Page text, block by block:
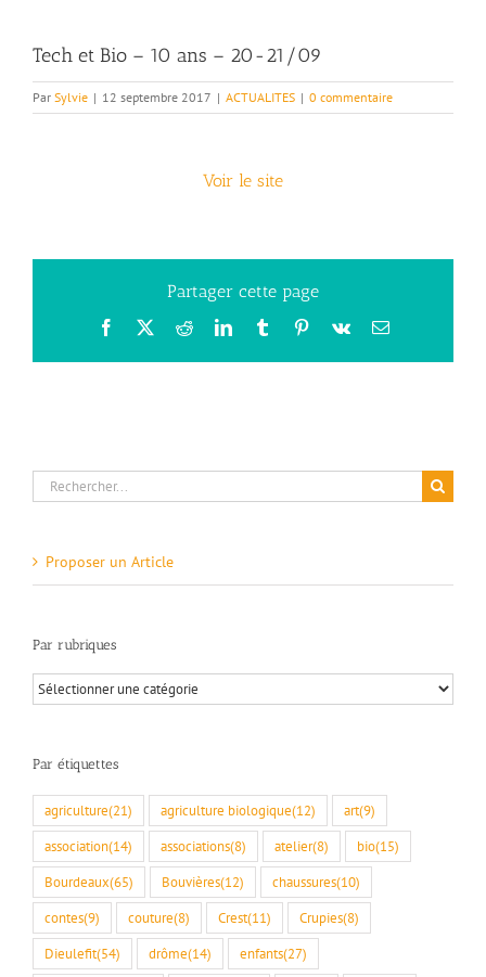
Tech et Bio – 10 ans – 20-21/09
Par Sylvie | 12 septembre 2017 | ACTUALITES | 0 commentaire
Voir le site
Partager cette page
Facebook
X RedditLinkedInTumblrPinterest
Vk Email
Rechercher:
Proposer un Article
Par rubriques
Par
rubriques
Par étiquettes
agriculture(21) agriculture biologique(12) art(9)
association(14) associations(8) atelier(8) bio(15)
Bourdeaux(65) Bouvières(12) chaussures(10)
contes(9) couture(8) Crest(11) Crupies(8)
Dieulefit(54) drôme(14) enfants(27)